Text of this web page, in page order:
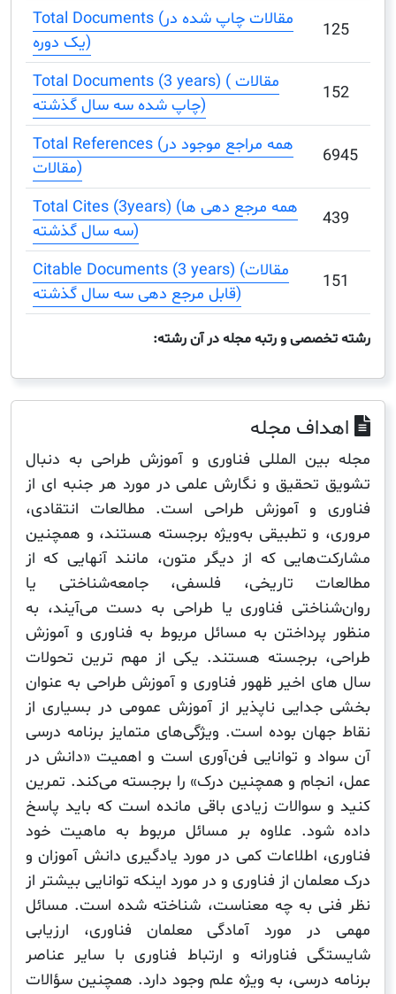
Total Documents (مقالات چاپ شده در
Total Documents (3 years) ( مقالات
Total References (همه مراجع موجود در
Total Cites (3years) (همه مرجع دهی ها
Citable Documents (3 years) (مقالات
و رتبه مجله در آن رشته:
مجله
المللی فناوری و آموزش طراحی به دنبال
و نگارش علمی در مورد هر جنبه ای از
و آموزش طراحی است. مطالعات انتقادی،
و تطبیقی ​​به‌ویژه برجسته هستند، و همچنین
که از دیگر متون، مانند آنهایی که از
تاریخی، فلسفی، جامعه‌شناختی یا
فناوری یا طراحی به دست می‌آیند، به
به مسائل مربوط به فناوری و آموزش
برجسته هستند. یکی از مهم ترین تحولات
اخیر ظهور فناوری و آموزش طراحی به عنوان
ناپذیر از آموزش عمومی در بسیاری از
بوده است. ویژگی‌های متمایز برنامه درسی
و توانایی فن‌آوری است و اهمیت «دانش در
و همچنین درک» را برجسته می‌کند. تمرین
سوالات زیادی باقی مانده است که باید پاسخ
علاوه بر مسائل مربوط به ماهیت خود
اطلاعات کمی در مورد یادگیری دانش آموزان و
از فناوری و در مورد اینکه توانایی بیشتر از
به چه معناست، شناخته شده است. مسائل
مورد آمادگی معلمان فناوری، ارزیابی
فناورانه و ارتباط فناوری با سایر عناصر
درسی، به ویژه علم وجود دارد. همچنین سؤالات